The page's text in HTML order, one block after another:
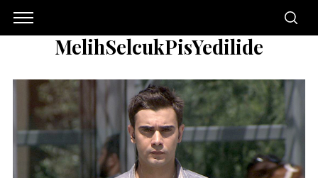
MelihSelcukPisYedilide